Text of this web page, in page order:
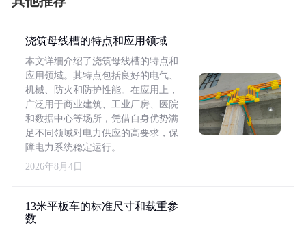
浇筑母线槽的特点和应用领域
本文详细介绍了浇筑母线槽的特点和
应用领域。其特点包括良好的电气、
机械、防火和防护性能。在应用上，
广泛用于商业建筑、工业厂房、医院
和数据中心等场所，凭借自身优势满
足不同领域对电力供应的高要求，保
障电力系统稳定运行。
2026年8月4日
13米平板车的标准尺寸和载重参
数